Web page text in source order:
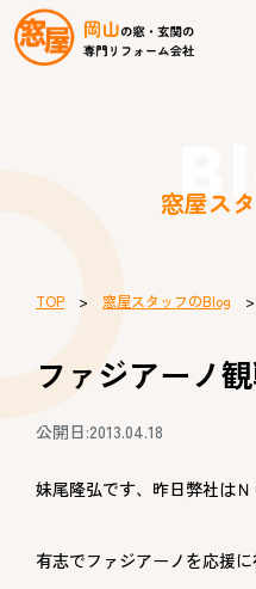
窓屋ス
TOP > 窓屋スタッフのBlog >
ファジアーノ
公開日:2013.04.18
妹尾隆弘です、昨日弊社はＮ
有志でファジアーノを応援に